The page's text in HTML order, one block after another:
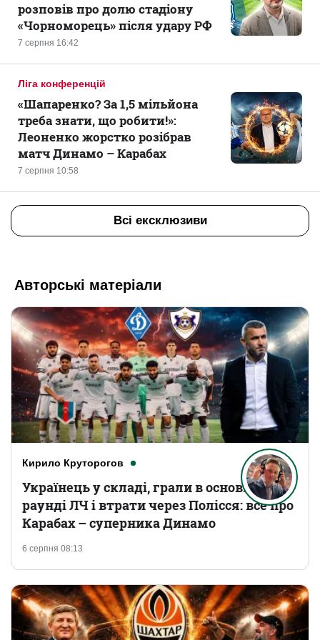
7 серпня 16:42
розповів про долю стадіону
«Чорноморець» після удару РФ
Ліга конференцій
7 серпня 10:58
«Шапаренко? За 1,5 мільйона
треба знати, що робити!»:
Леоненко жорстко розібрав
матч Динамо – Карабах
Всі ексклюзиви
Авторські матеріали
Кирило Круторогов
6 серпня 08:13
Українець у складі, грали в основному
раунді ЛЧ і втрати через Полісся: все про
Карабах – суперника Динамо